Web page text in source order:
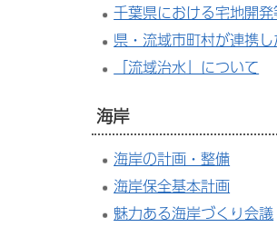
千葉県における宅地開
県・流域市町村が連携
「流域治水」について
海岸
海岸の計画・整備
海岸保全基本計画
魅力ある海岸づくり会議